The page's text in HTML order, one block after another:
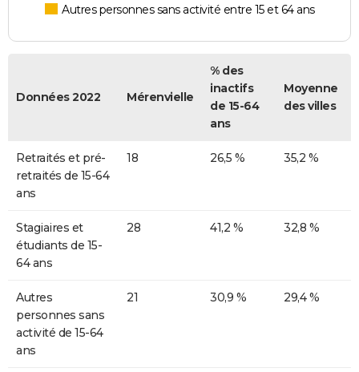
Autres personnes sans activité entre 15 et 64 ans
Données 2022 Mérenvielle
% des
inactifs
de 15-64
ans
Moyenne
des villes
Retraités et pré-
retraités de 15-64
ans
18 26,5 % 35,2 %
Stagiaires et
étudiants de 15-
64 ans
28 41,2 % 32,8 %
Autres
personnes sans
activité de 15-64
ans
21 30,9 % 29,4 %